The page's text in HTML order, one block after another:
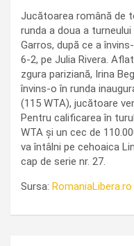
Jucătoarea română de
runda a doua a turneului
Garros, după ce a
6-2, pe Julia Rivera.
zgura pariziană, Irina
învins-o în runda
(115 WTA), jucătoare
Pentru calificarea în
WTA și un cec de
va întâlni pe cehoaica
cap de serie nr. 27.
Sursa: RomaniaLibera.ro